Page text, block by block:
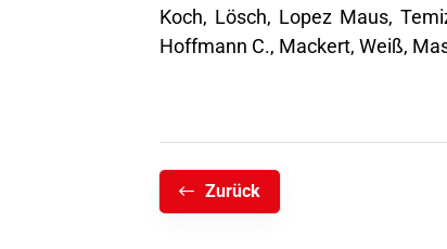
Koch, Lösch, Lopez Maus,
Hoffmann C., Mackert, Weiß,
Zurück